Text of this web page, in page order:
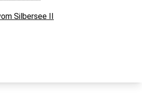
Silbersee II